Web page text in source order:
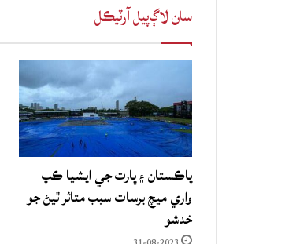
سان لاڳاپيل آرٽيڪل
پاڪستان ۽ ڀارت جي ايشيا ڪپ
واري ميچ برسات سبب متاثر ٿيڻ جو
خدشو